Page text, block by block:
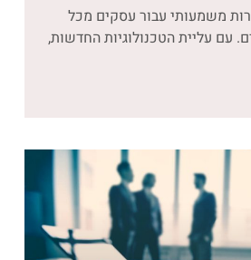
משמעותי עבור עסקים מכל
עם עליית הטכנולוגיות החדשות,